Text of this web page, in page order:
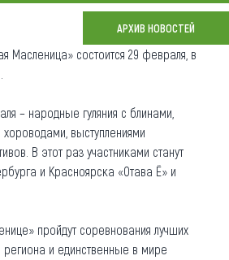
АРХИВ НОВОСТЕЙ
Масленица» состоится 29 февраля, в
– народные гуляния с блинами,
выступлениями
В этот раз участниками станут
и Красноярска «Отава Ё» и
пройдут соревнования лучших
и единственные в мире